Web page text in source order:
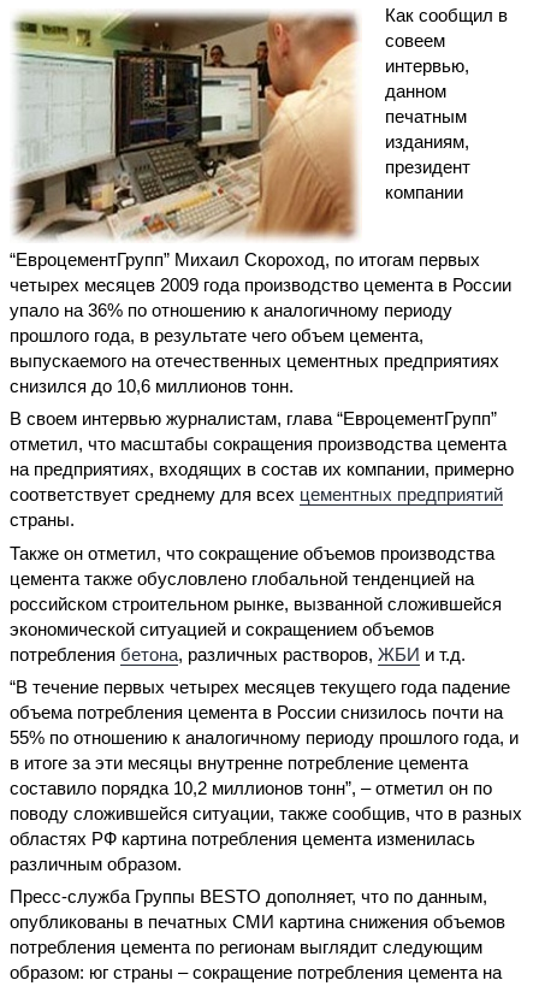
Как сообщил в
совеем
интервью,
данном
печатным
изданиям,
президент
компании
“ЕвроцементГрупп” Михаил Скороход, по итогам первых
четырех месяцев 2009 года производство цемента в России
упало на 36% по отношению к аналогичному периоду
прошлого года, в результате чего объем цемента,
выпускаемого на отечественных цементных предприятиях
снизился до 10,6 миллионов тонн.
В своем интервью журналистам, глава “ЕвроцементГрупп”
отметил, что масштабы сокращения производства цемента
на предприятиях, входящих в состав их компании, примерно
соответствует среднему для всех цементных предприятий
страны.
Также он отметил, что сокращение объемов производства
цемента также обусловлено глобальной тенденцией на
российском строительном рынке, вызванной сложившейся
экономической ситуацией и сокращением объемов
потребления бетона, различных растворов, ЖБИ и т.д.
“В течение первых четырех месяцев текущего года падение
объема потребления цемента в России снизилось почти на
55% по отношению к аналогичному периоду прошлого года, и
в итоге за эти месяцы внутренне потребление цемента
составило порядка 10,2 миллионов тонн”, – отметил он по
поводу сложившейся ситуации, также сообщив, что в разных
областях РФ картина потребления цемента изменилась
различным образом.
Пресс-служба Группы BESTO дополняет, что по данным,
опубликованы в печатных СМИ картина снижения объемов
потребления цемента по регионам выглядит следующим
образом: юг страны – сокращение потребления цемента на